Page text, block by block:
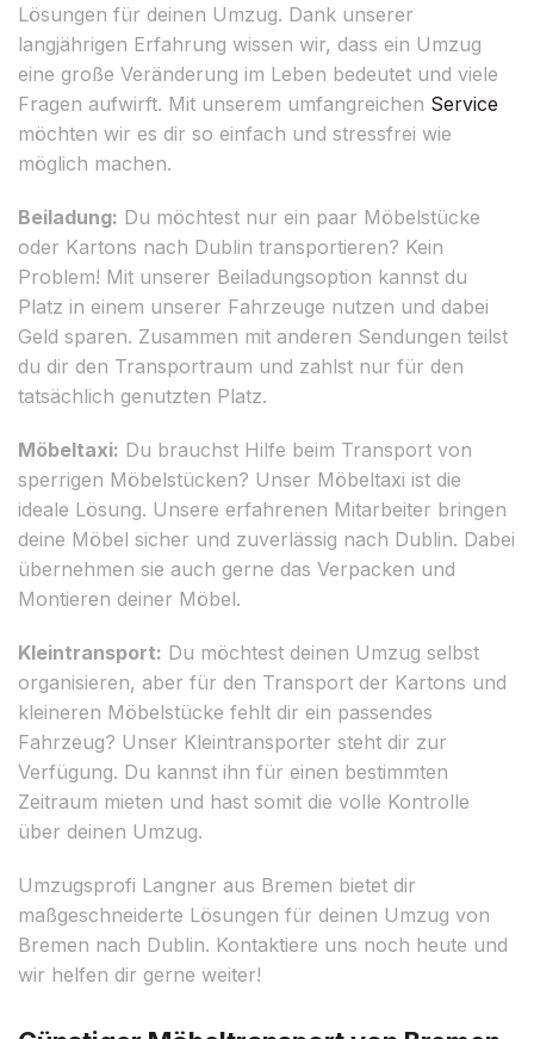
Lösungen für deinen Umzug. Dank unserer
langjährigen Erfahrung wissen wir, dass ein Umzug
eine große Veränderung im Leben bedeutet und viele
Fragen aufwirft. Mit unserem umfangreichen Service
möchten wir es dir so einfach und stressfrei wie
möglich machen.
Beiladung: Du möchtest nur ein paar Möbelstücke
oder Kartons nach Dublin transportieren? Kein
Problem! Mit unserer Beiladungsoption kannst du
Platz in einem unserer Fahrzeuge nutzen und dabei
Geld sparen. Zusammen mit anderen Sendungen teilst
du dir den Transportraum und zahlst nur für den
tatsächlich genutzten Platz.
Möbeltaxi: Du brauchst Hilfe beim Transport von
sperrigen Möbelstücken? Unser Möbeltaxi ist die
ideale Lösung. Unsere erfahrenen Mitarbeiter bringen
deine Möbel sicher und zuverlässig nach Dublin. Dabei
übernehmen sie auch gerne das Verpacken und
Montieren deiner Möbel.
Kleintransport: Du möchtest deinen Umzug selbst
organisieren, aber für den Transport der Kartons und
kleineren Möbelstücke fehlt dir ein passendes
Fahrzeug? Unser Kleintransporter steht dir zur
Verfügung. Du kannst ihn für einen bestimmten
Zeitraum mieten und hast somit die volle Kontrolle
über deinen Umzug.
Umzugsprofi Langner aus Bremen bietet dir
maßgeschneiderte Lösungen für deinen Umzug von
Bremen nach Dublin. Kontaktiere uns noch heute und
wir helfen dir gerne weiter!